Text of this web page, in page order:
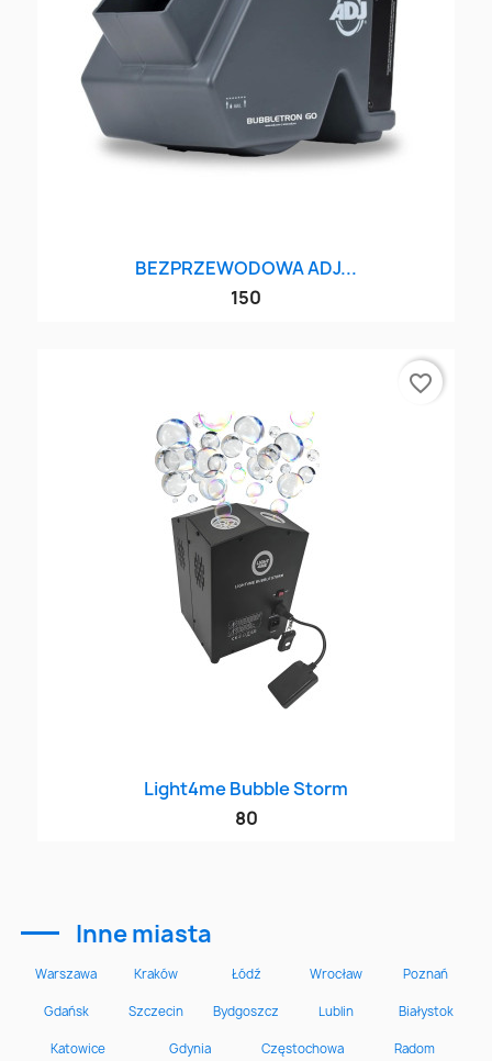
BEZPRZEWODOWA ADJ...
150
Light4me Bubble Storm
80
favorite_border
Inne miasta